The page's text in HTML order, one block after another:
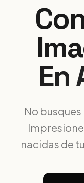
En
No
nacidas de